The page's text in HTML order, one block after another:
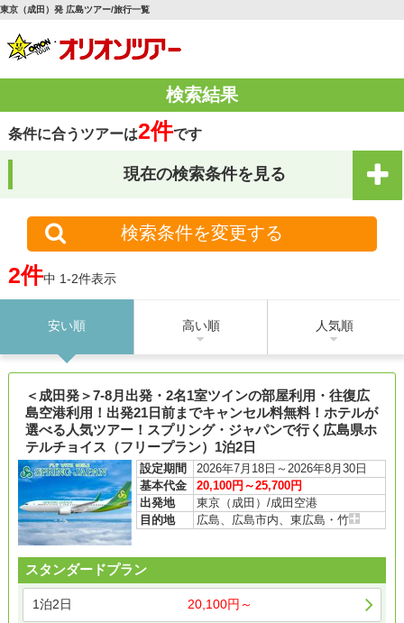
東京（成田）発 広島ツアー/旅行一覧
検索結果
条件に合うツアーは2件です
現在の検索条件を見る
検索条件を変更する
2件中 1-2件表示
安い順 高い順 人気順
＜成田発＞7-8月出発・2名1室ツインの部屋利用・往復広
島空港利用！出発21日前までキャンセル料無料！ホテルが
選べる人気ツアー！スプリング・ジャパンで行く広島県ホ
テルチョイス（フリープラン）1泊2日
設定期間
2026年7月18日～2026年8月30日
基本代金
20,100円～25,700円
出発地
東京（成田）/成田空港
目的地
広島、広島市内、東広島・竹
スタンダードプラン
1泊2日 20,100円～